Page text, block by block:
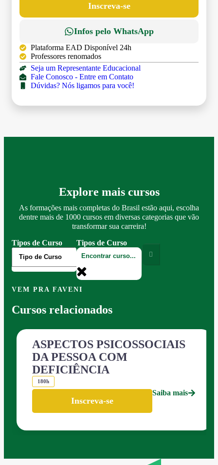
Inscreva-se
Infos pelo WhatsApp
Plataforma EAD Disponível 24h
Professores renomados
Seja um Representante Educacional
Fale Conosco - Entre em Contato
Dúvidas? Nós ligamos para você!
Explore mais cursos
As formações mais completas do Brasil estão aqui, escolha
dentre mais de 1000 cursos em diversas categorias que vão
transformar sua carreira!
Tipos de Curso
Tipos de Curso
VEM PRA FAVENI
Cursos relacionados
ASPECTOS PSICOSSOCIAIS
DA PESSOA COM
DEFICIÊNCIA
180h
Inscreva-se
Saiba mais